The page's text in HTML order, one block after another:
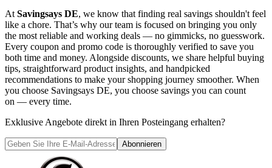
At Savingsays DE, we know that finding real savings shouldn't feel
like a chore. That’s why our team is focused on bringing you only
the most reliable and working deals — no gimmicks, no guesswork.
Every coupon and promo code is thoroughly verified to save you
both time and money. Alongside discounts, we share helpful buying
tips, straightforward product insights, and handpicked
recommendations to make your shopping journey smoother. When
you choose Savingsays DE, you choose savings you can count
on — every time.
Exklusive Angebote direkt in Ihren Posteingang erhalten?
Abonnieren